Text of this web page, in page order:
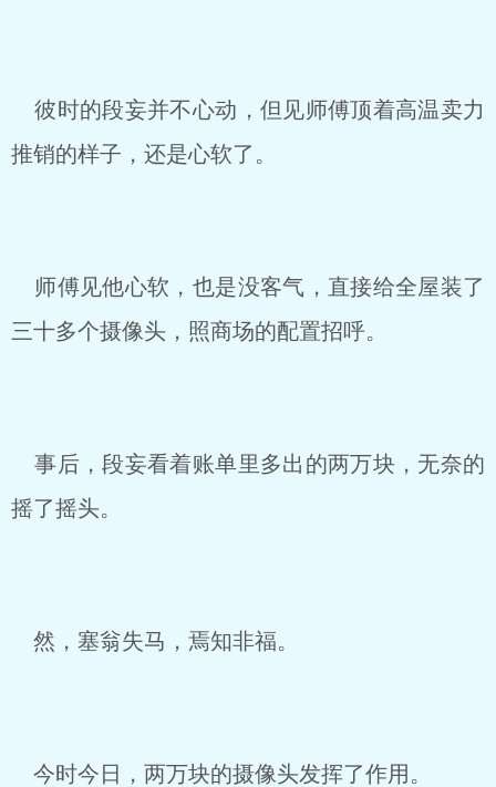
彼时的段妄并不心动，但见师傅顶着高温卖力
推销的样子，还是心软了。
师傅见他心软，也是没客气，直接给全屋装了
三十多个摄像头，照商场的配置招呼。
事后，段妄看着账单里多出的两万块，无奈的
摇了摇头。
然，塞翁失马，焉知非福。
今时今日，两万块的摄像头发挥了作用。